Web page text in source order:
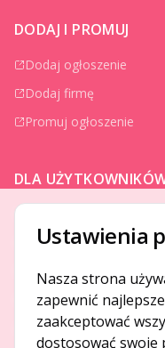
DODAJ I PROMUJ
Dodaj ogłoszenie
Dodaj firmę
Promuj ogłoszenie
DLA
Jak to działa
Bezpieczeństwo
Usługi premium
Regulamin
Ustawienia
Nasza strona
zapewnić
zaakceptować
dostosować swoje